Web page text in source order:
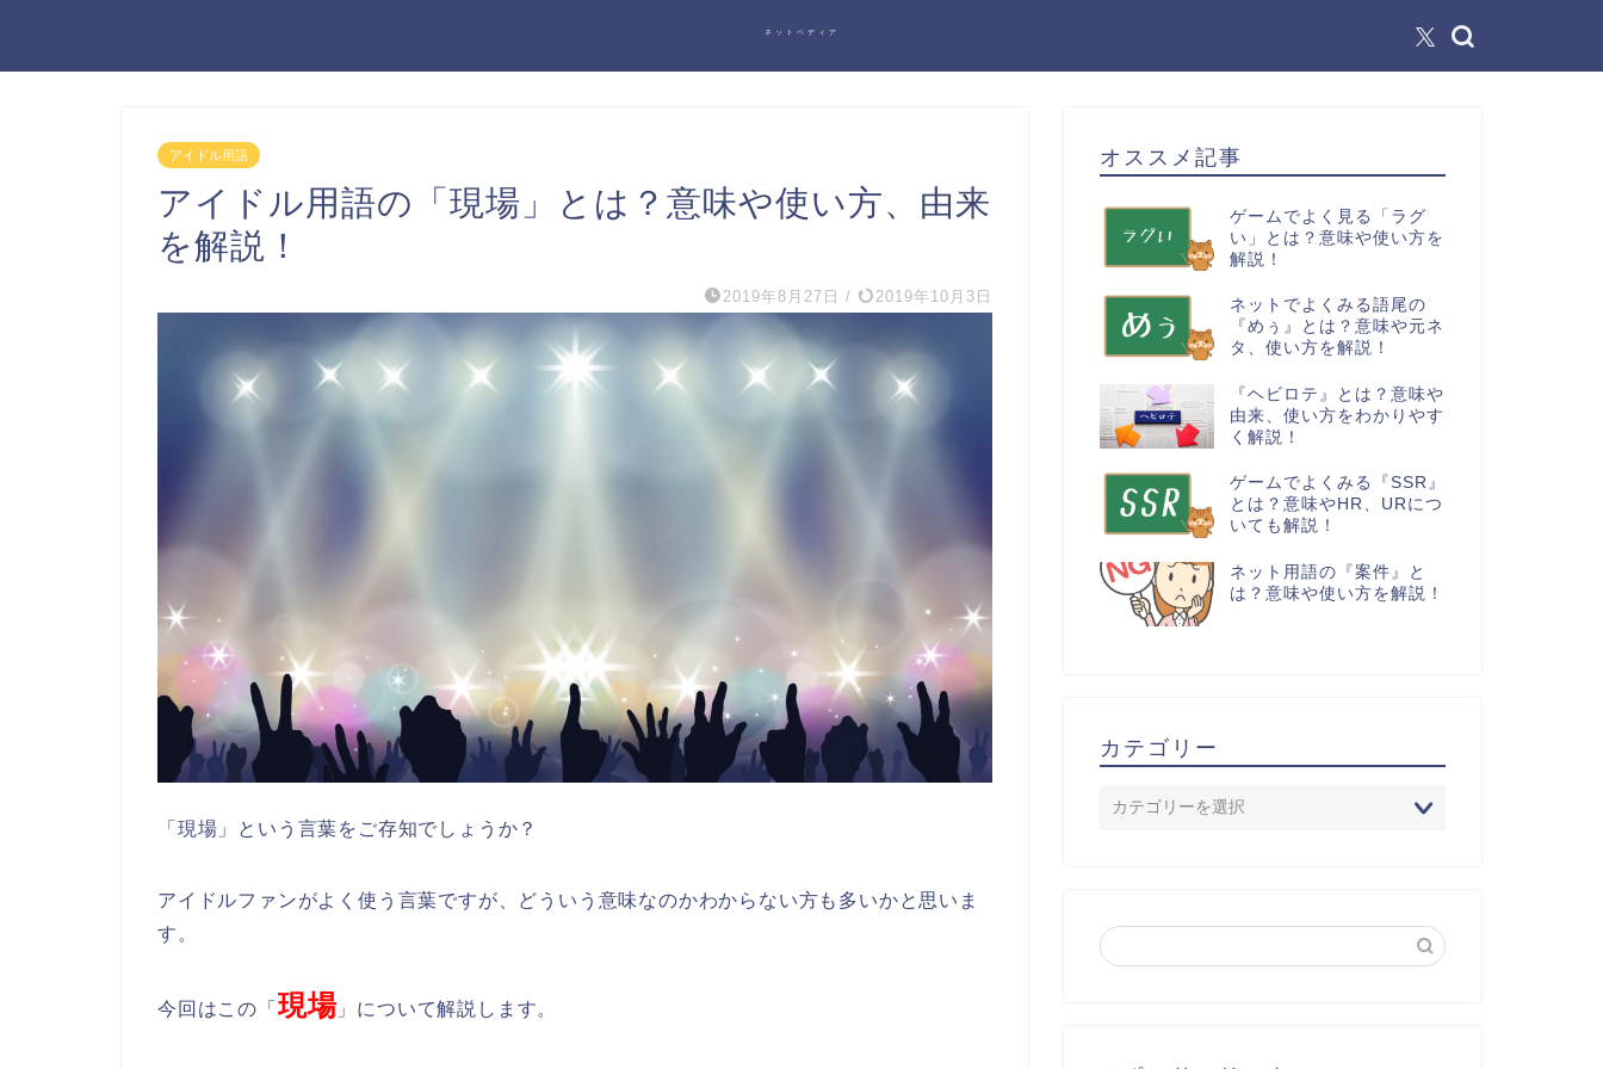
ネットペディア
アイドル用語
アイドル用語の「現場」とは？意味や使い方、由来
を解説！
2019年8月27日 / 2019年10月3日
「現場」という言葉をご存知でしょうか？
アイドルファンがよく使う言葉ですが、どういう意味なのかわからない方も多いかと思いま
す。
今回はこの「現場」について解説します。
オススメ記事
ゲームでよく見る「ラグ
い」とは？意味や使い方を
解説！
ネットでよくみる語尾の
『めぅ』とは？意味や元ネ
タ、使い方を解説！
『ヘビロテ』とは？意味や
由来、使い方をわかりやす
く解説！
ゲームでよくみる『SSR』
とは？意味やHR、URにつ
いても解説！
ネット用語の『案件』と
は？意味や使い方を解説！
カテゴリー